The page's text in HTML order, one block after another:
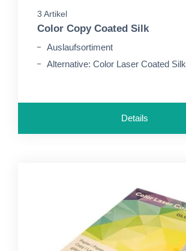
3 Artikel
Color Copy Coated Silk
Auslaufsortiment
Alternative: Color Laser Coated Silk
Details